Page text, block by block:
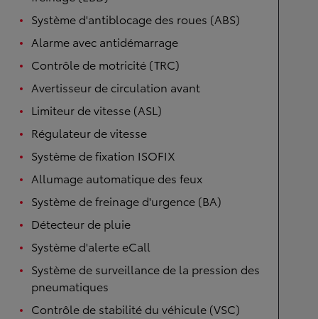
Système d'antiblocage des roues (ABS)
Alarme avec antidémarrage
Contrôle de motricité (TRC)
Avertisseur de circulation avant
Limiteur de vitesse (ASL)
Régulateur de vitesse
Système de fixation ISOFIX
Allumage automatique des feux
Système de freinage d'urgence (BA)
Détecteur de pluie
Système d'alerte eCall
Système de surveillance de la pression des
pneumatiques
Contrôle de stabilité du véhicule (VSC)